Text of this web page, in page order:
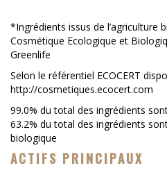
*Ingrédients issus de l’agriculture
Cosmétique Ecologique et
Greenlife
Selon le référentiel ECOCERT
http://cosmetiques.ecocert.com
99.0% du total des ingrédients
63.2% du total des ingrédients
biologique
ACTIFS PRINCIPAUX